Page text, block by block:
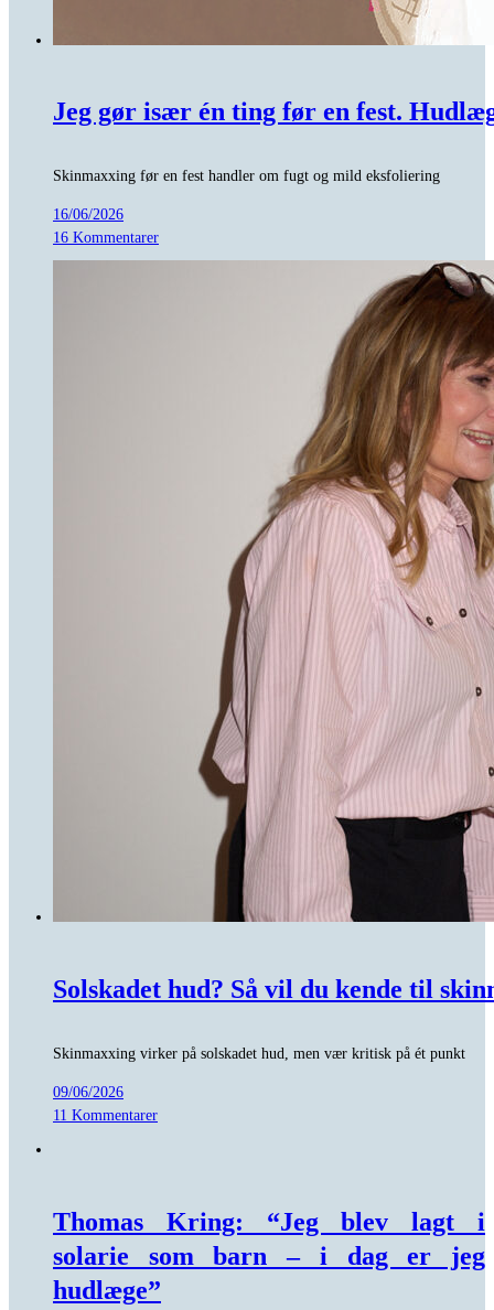
Jeg gør især én ting før en fest.
Skinmaxxing før en fest handler om fugt og mild eksfoliering
16/06/2026
16 Kommentarer
Solskadet hud? Så vil du kende til
Skinmaxxing virker på solskadet hud, men vær kritisk på ét punkt
09/06/2026
11 Kommentarer
Thomas Kring: “Jeg blev lagt i
solarie som barn – i dag er jeg
hudlæge”